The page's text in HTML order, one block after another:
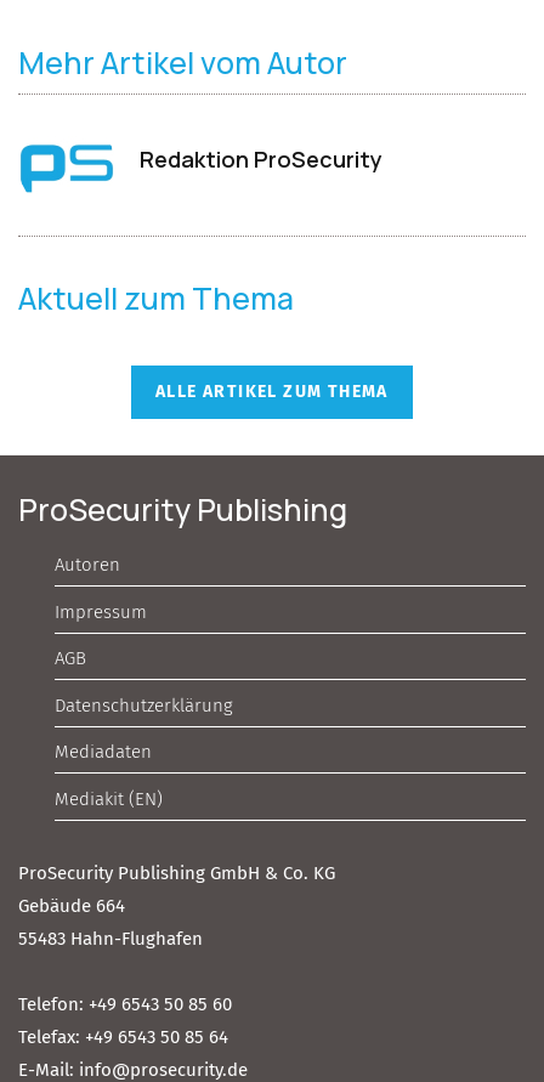
Mehr Artikel vom Autor
Redaktion ProSecurity
Aktuell zum Thema
ALLE ARTIKEL ZUM THEMA
ProSecurity Publishing
Autoren
Impressum
AGB
Datenschutzerklärung
Mediadaten
Mediakit (EN)
ProSecurity Publishing GmbH & Co. KG
Gebäude 664
55483 Hahn-Flughafen
Telefon: +49 6543 50 85 60
Telefax: +49 6543 50 85 64
E-Mail: info@prosecurity.de